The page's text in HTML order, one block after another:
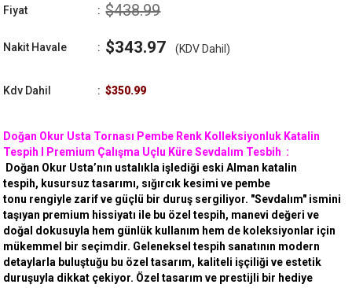
Fiyat : $438.99
Nakit Havale : $343.97 (KDV Dahil)
Kdv Dahil : $350.99
Doğan Okur Usta Tornası Pembe Renk Kolleksiyonluk Katalin
Tespih I Premium Çalışma Uçlu Küre Sevdalım Tesbih :
Doğan Okur Usta’nın ustalıkla işlediği eski Alman katalin
tespih, kusursuz tasarımı, sığırcık kesimi ve pembe
tonu rengiyle zarif ve güçlü bir duruş sergiliyor. "Sevdalım" ismini
taşıyan premium hissiyatı ile bu özel tespih, manevi değeri ve
doğal dokusuyla hem günlük kullanım hem de koleksiyonlar için
mükemmel bir seçimdir. Geleneksel tespih sanatının modern
detaylarla buluştuğu bu özel tasarım, kaliteli işçiliği ve estetik
duruşuyla dikkat çekiyor. Özel tasarım ve prestijli bir hediye